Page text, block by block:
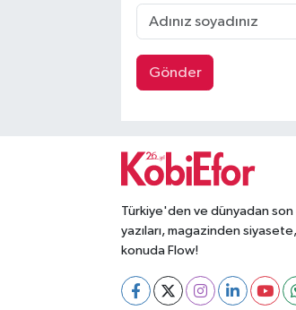
Gönder
Türkiye'den ve dünyadan
yazıları, magazinden
konuda Flow!